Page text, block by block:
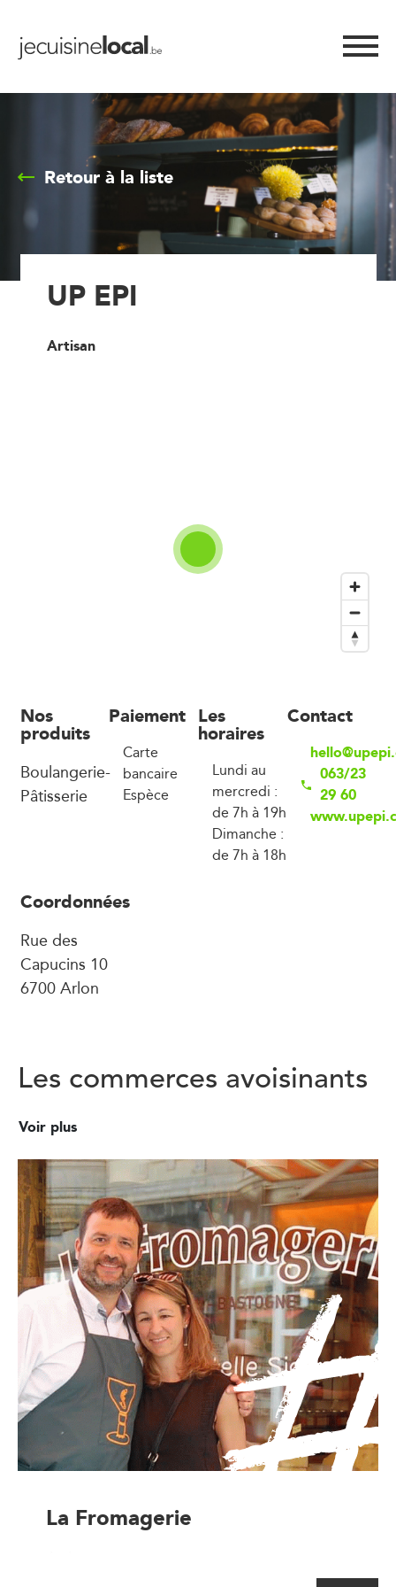
Retour à la liste
UP EPI
Artisan
Nos
produits
Boulangerie-
Pâtisserie
Paiement
Carte
bancaire
Espèce
Les
horaires
Lundi au
mercredi :
de 7h à 19h
Dimanche :
de 7h à 18h
Contact
063/23
29 60
Coordonnées
Rue des
Capucins 10
6700 Arlon
Les commerces avoisinants
Voir plus
La Fromagerie